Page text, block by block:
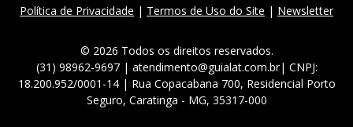
Política de Privacidade | Termos de Uso do Site | Newsletter
© 2026 Todos os direitos reservados.
(31) 98962-9697 | atendimento@guialat.com.br| CNPJ:
18.200.952/0001-14 | Rua Copacabana 700, Residencial Porto
Seguro, Caratinga - MG, 35317-000